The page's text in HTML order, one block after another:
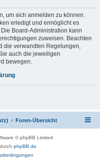
um sich anmelden zu können.
erledigt und ermöglicht es
Board-Administration kann
zuweisen. Beachten
die verwandten Regelungen,
auch die jeweiligen
bewegen.
Foren-Übersicht
© phpBB Limited
phpBB.de